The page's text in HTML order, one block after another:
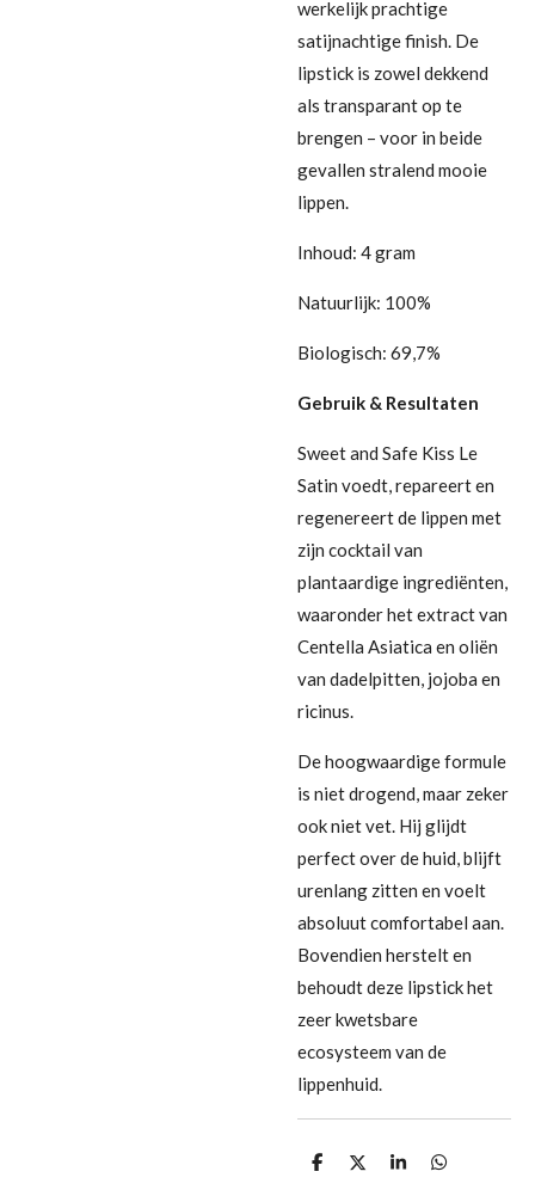
werkelijk prachtige
satijnachtige finish. De
lipstick is zowel dekkend
als transparant op te
brengen – voor in beide
gevallen stralend mooie
lippen.
Inhoud: 4 gram
Natuurlijk: 100%
Biologisch: 69,7%
Gebruik & Resultaten
Sweet and Safe Kiss Le
Satin voedt, repareert en
regenereert de lippen met
zijn cocktail van
plantaardige ingrediënten,
waaronder het extract van
Centella Asiatica en oliën
van dadelpitten, jojoba en
ricinus.
De hoogwaardige formule
is niet drogend, maar zeker
ook niet vet. Hij glijdt
perfect over de huid, blijft
urenlang zitten en voelt
absoluut comfortabel aan.
Bovendien herstelt en
behoudt deze lipstick het
zeer kwetsbare
ecosysteem van de
lippenhuid.
D
D
S
D